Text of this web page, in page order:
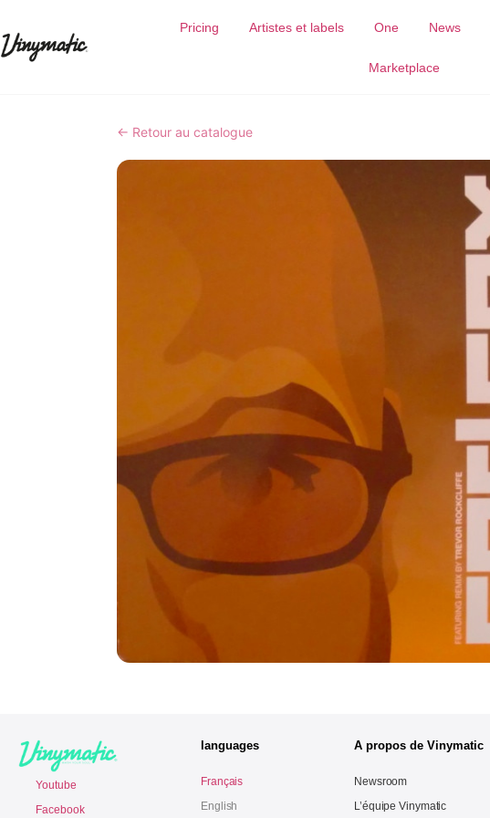
Pricing Artistes et labels One News
Marketplace
← Retour au catalogue
Youtube
Facebook
languages
Français
English
A propos de Vinymatic
Newsroom
L’équipe Vinymatic